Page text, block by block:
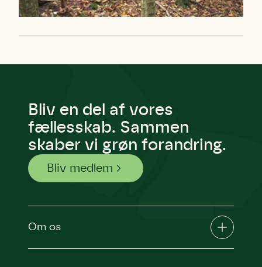
Bliv en del af vores
fællesskab. Sammen
skaber vi grøn forandring.
Bliv medlem
Om os